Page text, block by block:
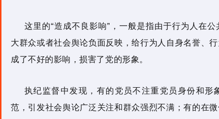
这里的“造成不良影响”，一般是指由于行为人在
大群众或者社会舆论负面反映，给行为人自身名誉、
成了不好的影响，损害了党的形象。
执纪监督中发现，有的党员不注重党员身份和形
范，引发社会舆论广泛关注和群众强烈不满；有的在